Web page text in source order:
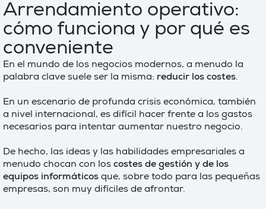
Arrendamiento operativo:
cómo funciona y por qué es
conveniente
En el mundo de los negocios modernos, a menudo la
palabra clave suele ser la misma: reducir los costes.
En un escenario de profunda crisis económica, también
a nivel internacional, es difícil hacer frente a los gastos
necesarios para intentar aumentar nuestro negocio.
De hecho, las ideas y las habilidades empresariales a
menudo chocan con los costes de gestión y de los
equipos informáticos que, sobre todo para las pequeñas
empresas, son muy difíciles de afrontar.